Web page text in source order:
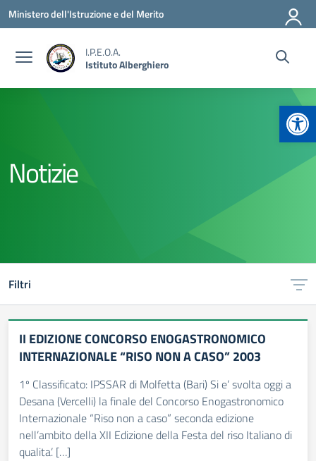
Vai ai contenuti
Vai al menu di navigazione
Vai al footer
Ministero dell'Istruzione e del Merito
I.P.E.O.A.
Istituto Alberghiero
Notizie
Filtri
II EDIZIONE CONCORSO ENOGASTRONOMICO
INTERNAZIONALE “RISO NON A CASO” 2003
1º Classificato: IPSSAR di Molfetta (Bari) Si e’ svolta oggi a
Desana (Vercelli) la finale del Concorso Enogastronomico
Internazionale “Riso non a caso” seconda edizione
nell’ambito della XII Edizione della Festa del riso Italiano di
qualita’. […]